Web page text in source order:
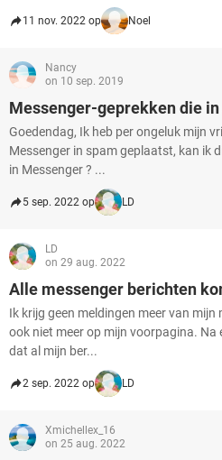
11 nov. 2022 op Noel
Nancy
on 10 sep. 2019
Messenger-geprekken die
Goedendag, Ik heb per ongeluk mijn
Messenger in spam geplaatst, kan ik
in Messenger ? ...
5 sep. 2022 op LD
LD
on 29 aug. 2022
Alle messenger berichten
Ik krijg geen meldingen meer van
ook niet meer op mijn voorpagina. Na
dat al mijn ber...
2 sep. 2022 op LD
Xmichellex_16
on 25 aug. 2022